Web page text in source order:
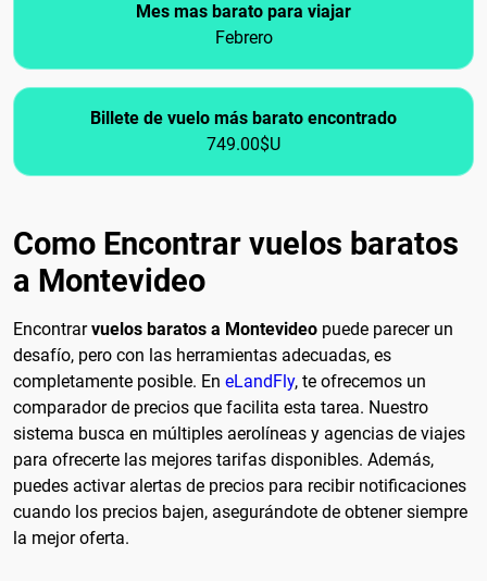
Mes mas barato para viajar
Febrero
Billete de vuelo más barato encontrado
749.00$U
Como Encontrar vuelos baratos
a Montevideo
Encontrarvuelos baratos a Montevideo puede parecer un
desafío, pero con las herramientas adecuadas, es
completamente posible. En eLandFly, te ofrecemos un
comparador de precios que facilita esta tarea. Nuestro
sistema busca en múltiples aerolíneas y agencias de viajes
para ofrecerte las mejores tarifas disponibles. Además,
puedes activar alertas de precios para recibir notificaciones
cuando los precios bajen, asegurándote de obtener siempre
la mejor oferta.